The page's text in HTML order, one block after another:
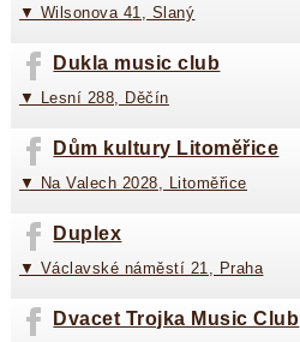
▼ Wilsonova 41, Slaný
Dukla music club
▼ Lesní 288, Děčín
Dům kultury Litoměřice
▼ Na Valech 2028, Litoměřice
Duplex
▼ Václavské náměstí 21, Praha
Dvacet Trojka Music Club